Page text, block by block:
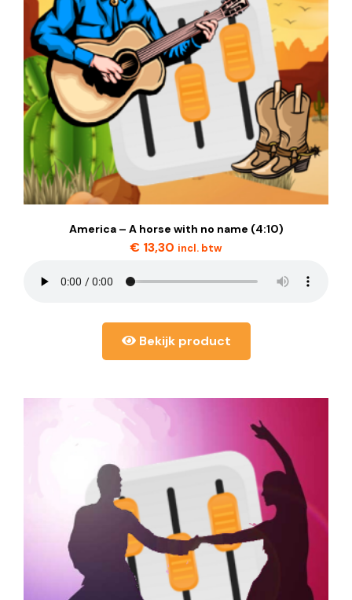
America – A horse with no name (4:10)
€ 13,30 incl. btw
Bekijk product